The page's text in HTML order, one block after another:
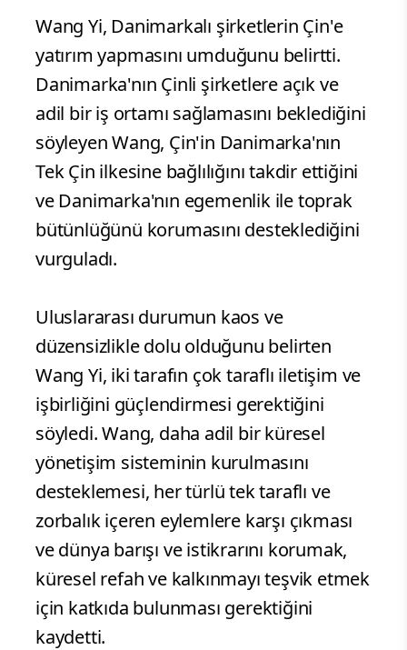
Wang Yi, Danimarkalı şirketlerin Çin'e
yatırım yapmasını umduğunu belirtti.
Danimarka'nın Çinli şirketlere açık ve
adil bir iş ortamı sağlamasını beklediğini
söyleyen Wang, Çin'in Danimarka'nın
Tek Çin ilkesine bağlılığını takdir ettiğini
ve Danimarka'nın egemenlik ile toprak
bütünlüğünü korumasını desteklediğini
vurguladı.
Uluslararası durumun kaos ve
düzensizlikle dolu olduğunu belirten
Wang Yi, iki tarafın çok taraflı iletişim ve
işbirliğini güçlendirmesi gerektiğini
söyledi. Wang, daha adil bir küresel
yönetişim sisteminin kurulmasını
desteklemesi, her türlü tek taraflı ve
zorbalık içeren eylemlere karşı çıkması
ve dünya barışı ve istikrarını korumak,
küresel refah ve kalkınmayı teşvik etmek
için katkıda bulunması gerektiğini
kaydetti.